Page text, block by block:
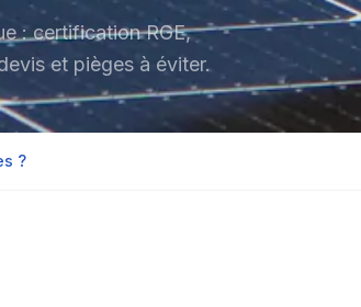
: certification RGE,
et pièges à éviter.
?